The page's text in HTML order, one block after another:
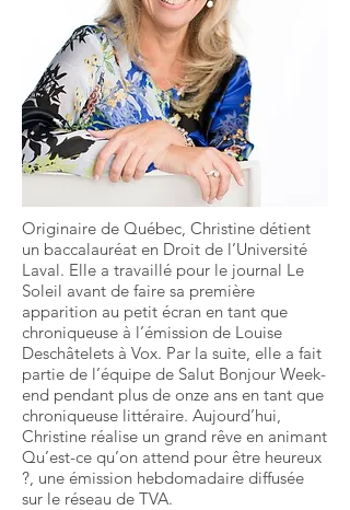
Originaire de Québec, Christine détient
un baccalauréat en Droit de l’Université
Laval. Elle a travaillé pour le journal Le
Soleil avant de faire sa première
apparition au petit écran en tant que
chroniqueuse à l’émission de Louise
Deschâtelets à Vox. Par la suite, elle a fait
partie de l’équipe de Salut Bonjour Week-
end pendant plus de onze ans en tant que
chroniqueuse littéraire. Aujourd’hui,
Christine réalise un grand rêve en animant
Qu’est-ce qu’on attend pour être heureux
?, une émission hebdomadaire diffusée
sur le réseau de TVA.